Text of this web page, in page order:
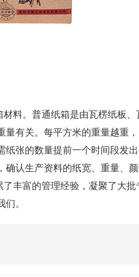
料。普通纸箱是由瓦楞纸板、
有关。每平方米的重量越重
张的数量提前一个时间段发
认生产资料的纸宽、重量、颜
丰富的管理经验，凝聚了大批
。